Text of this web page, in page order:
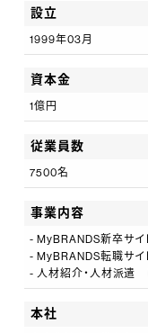
設立
1999年03月
資本金
1億円
従業員数
7500名
事業内容
- MyBRANDS新卒サイ
- MyBRANDS転職サイ
- 人材紹介・人材派遣
本社